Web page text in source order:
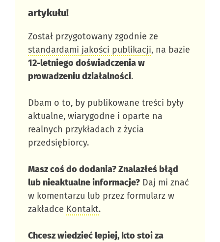
artykułu!​
Został przygotowany zgodnie ze
standardami jakości publikacji, na bazie
12-letniego doświadczenia w
prowadzeniu działalności.
Dbam o to, by publikowane treści były
aktualne, wiarygodne i oparte na
realnych przykładach z życia
przedsiębiorcy.
Masz coś do dodania? Znalazłeś błąd
lub nieaktualne informacje? Daj mi znać
w komentarzu lub przez formularz w
zakładce Kontakt.
Chcesz wiedzieć lepiej, kto stoi za